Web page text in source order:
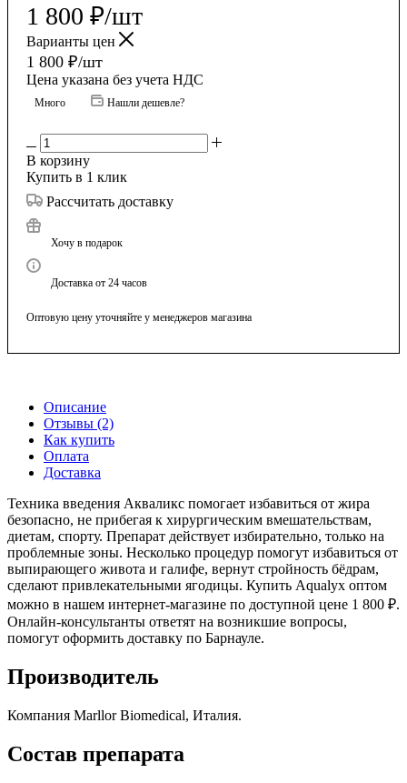
1 800 ₽/шт
Варианты цен
1 800 ₽/шт
Цена указана без учета НДС
Много Нашли дешевле?
В корзину
Купить в 1 клик
Рассчитать доставку
Хочу в подарок
Доставка от 24 часов
Оптовую цену уточняйте у менеджеров магазина
Описание
Отзывы (2)
Как купить
Оплата
Доставка
Техника введения Акваликс помогает избавиться от жира
безопасно, не прибегая к хирургическим вмешательствам,
диетам, спорту. Препарат действует избирательно, только на
проблемные зоны. Несколько процедур помогут избавиться от
выпирающего живота и галифе, вернут стройность бёдрам,
сделают привлекательными ягодицы. Купить Aqualyx оптом
можно в нашем интернет-магазине по доступной цене 1 800 ₽.
Онлайн-консультанты ответят на возникшие вопросы,
помогут оформить доставку по Барнауле.
Производитель
Компания Marllor Biomedical, Италия.
Состав препарата